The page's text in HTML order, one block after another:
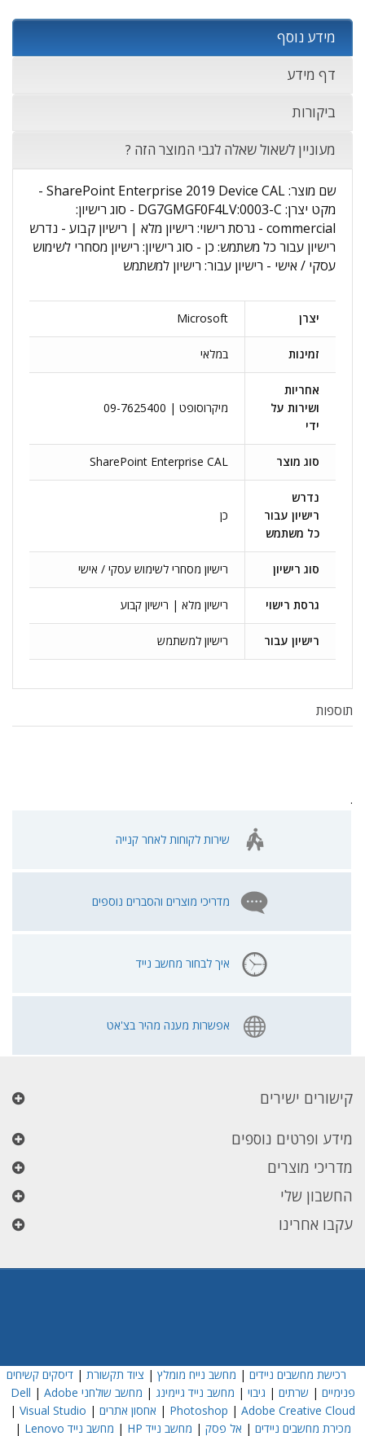
מידע נוסף
דף מידע
ביקורות
מעוניין לשאול שאלה לגבי המוצר הזה ?
שם מוצר: SharePoint Enterprise 2019 Device CAL -
מקט יצרן: DG7GMGF0F4LV:0003-C - סוג רישיון:
commercial - גרסת רישוי: רישיון מלא | רישיון קבוע - נדרש
רישיון עבור כל משתמש: כן - סוג רישיון: רישיון מסחרי לשימוש
עסקי / אישי - רישיון עבור: רישיון למשתמש
יצרן Microsoft
זמינות במלאי
אחריות
ושירות על
ידי
מיקרוסופט | 09-7625400
סוג מוצר SharePoint Enterprise CAL
נדרש
רישיון עבור
כל משתמש
כן
סוג רישיון רישיון מסחרי לשימוש עסקי / אישי
גרסת רישוי רישיון מלא | רישיון קבוע
רישיון עבור רישיון למשתמש
תוספות
.
שירות לקוחות לאחר קנייה
מדריכי מוצרים והסברים נוספים
איך לבחור מחשב נייד
אפשרות מענה מהיר בצ'אט
קישורים ישירים
מידע ופרטים נוספים
מדריכי מוצרים
החשבון שלי
עקבו אחרינו
רכישת מחשבים ניידים | מחשב נייח מומלץ | ציוד תקשורת |דיסקים קשיחים
פנימיים | שרתים | גיבוי | מחשב נייד גיימינג | מחשב שולחני Dell | Adobe
Photoshop | Adobe Creative Cloud
| אחסון אתרים |
Visual Studio
|
מכירת מחשבים ניידים | אל פסק | מחשב נייד HP | מחשב נייד Lenovo |